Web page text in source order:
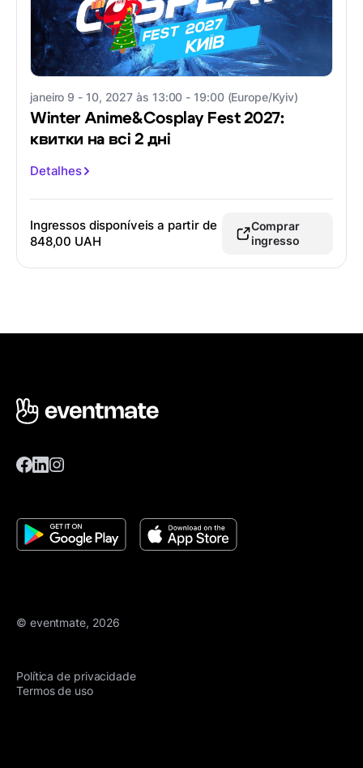
janeiro 9 - 10, 2027 às 13:00 - 19:00 (Europe/Kyiv)
Winter Anime&Cosplay Fest 2027:
квитки на всі 2 дні
Detalhes
Ingressos disponíveis a partir de
848,00 UAH
Comprar
ingresso
© eventmate, 2026
Política de privacidade
Termos de uso